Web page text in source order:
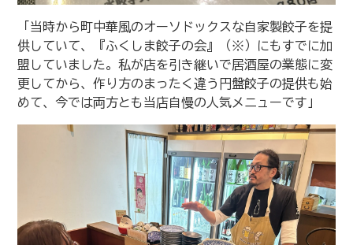
「当時から町中華風のオーソドックスな自家製餃子を提
供していて、『ふくしま餃子の会』（※）にもすでに加
盟していました。私が店を引き継いで居酒屋の業態に変
更してから、作り方のまったく違う円盤餃子の提供も始
めて、今では両方とも当店自慢の人気メニューです」